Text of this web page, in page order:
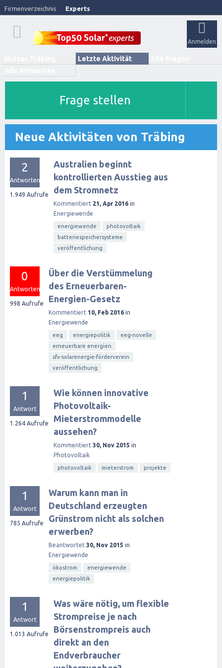
Firmenverzeichnis Experts
Anmelden
Letzte Aktivität
Frage stellen
Neue Aktivitäten von Träbing
2
Antworten
1.949 Aufrufe
Australien beginnt
kontrollierten Ausstieg aus
dem Stromnetz
Kommentiert 21, Apr 2016 in
Energiewende
energiewende
photovoltaik
batteriespeichersysteme
veröffentlichung
0
Antworten
998 Aufrufe
Über die Verstümmelung
des Erneuerbaren-
Energien-Gesetz
Kommentiert 10, Feb 2016 in
Energiewende
eeg energiepolitik
eeg-novelle
erneuerbare energien
sfv-solarenergie-förderverein
veröffentlichung
1
Antwort
1.264 Aufrufe
Wie können innovative
Photovoltaik-
Mieterstrommodelle
aussehen?
Kommentiert 30, Nov 2015 in
Photovoltaik
photovoltaik mieterstrom projekte
1
Antwort
785 Aufrufe
Warum kann man in
Deutschland erzeugten
Grünstrom nicht als solchen
erwerben?
Beantwortet 30, Nov 2015 in
Energiewende
ökostrom
energiewende
energiepolitik
1
Antwort
1.013 Aufrufe
Was wäre nötig, um flexible
Strompreise je nach
Börsenstrompreis auch
direkt an den
Endverbraucher